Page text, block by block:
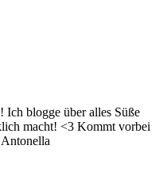
blogge über alles Süße
macht! <3 Kommt vorbei